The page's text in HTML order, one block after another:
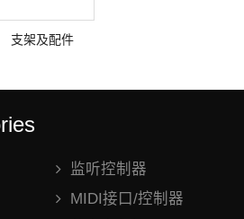
支架及配件
监听控制器
MIDI接口/控制器